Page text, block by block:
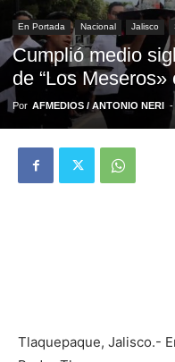
En Portada Nacional Jalisco
Cumplió medio
de “Los
Por AFMEDIOS / ANTONIO NERI -
Tlaquepaque, Jalisco.-